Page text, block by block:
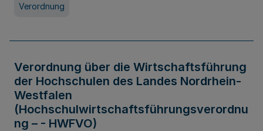
Verordnung
Verordnung über die Wirtschaftsführung
der Hochschulen des Landes Nordrhein-
Westfalen
(Hochschulwirtschaftsführungsverordnu
ng – - HWFVO)